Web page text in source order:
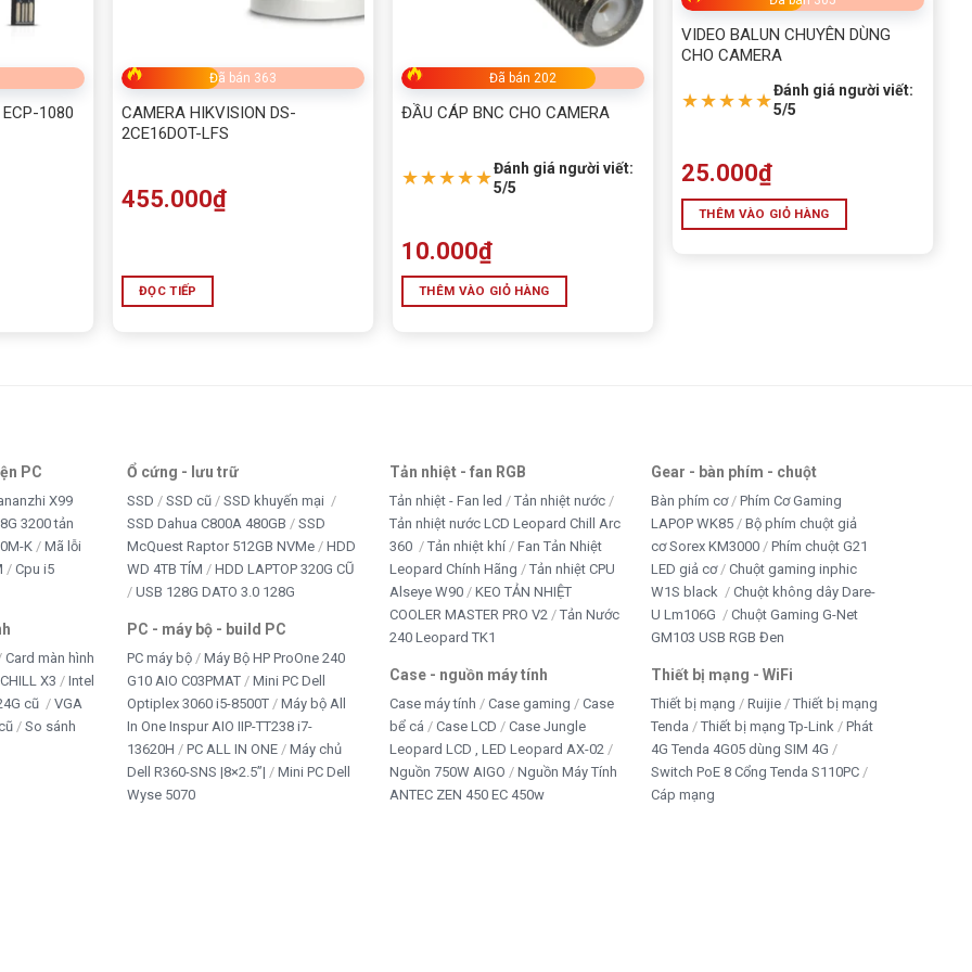
báo giúp chủ động phát hiện và phản ứng kịp thời với
HiEasy App, hoặc phần mềm
cấp điện vừa truyền tín hiệu – tiện lợi, gọn gàng, không cần
HFW1583 chính hãng tại Đắk
Buôn Ma Thuột, Đắk Lắk, cung cấp sản phẩm chất
toàn quốc.
1080
Đã bán 363
CAMERA HIKVISION DS-
2CE16DOT-LFS
455.000₫
ĐỌC TIẾP
Đã bán 202
ĐẦU CÁP BNC CHO CAMERA
★★★★★Đánh giá người viết:
5/5
10.000₫
THÊM VÀO GIỎ HÀNG
VIDEO BALUN CHUYÊN DÙNG
CHO CAMERA
★★★★★Đánh giá người viết:
5/5
25.000₫
THÊM VÀO GIỎ HÀNG
PC
X99
3200 tản
K
Mã lỗi
Cpu i5
Card màn hình
X3
Intel
cũ
VGA
So sánh
Ổ cứng - lưu trữ
SSD SSD cũ
SSD khuyến mại
SSD Dahua C800A 480GB
SSD
McQuest Raptor 512GB NVMe
HDD
WD 4TB TÍM
HDD LAPTOP 320G CŨ
USB 128G DATO 3.0 128G
PC - máy bộ - build PC
PC máy bộ
Máy Bộ HP ProOne 240
G10 AIO C03PMAT
Mini PC Dell
Optiplex 3060 i5-8500T
Máy bộ All
In One Inspur AIO IIP-TT238 i7-
13620H
PC ALL IN ONE Máy chủ
Dell R360-SNS |8×2.5”|
Mini PC Dell
Wyse 5070
Tản nhiệt - fan RGB
Tản nhiệt - Fan led
Tản nhiệt nước
Tản nhiệt nước LCD Leopard Chill Arc
360
Tản nhiệt khí
Fan Tản Nhiệt
Leopard Chính Hãng
Tản nhiệt CPU
Alseye W90
KEO TẢN NHIỆT
COOLER MASTER PRO V2
Tản Nước
240 Leopard TK1
Case - nguồn máy tính
Case máy tính Case gaming
Case
bể cá
Case LCD
Case Jungle
Leopard LCD , LED Leopard AX-02
Nguồn 750W AIGO
Nguồn Máy Tính
ANTEC ZEN 450 EC 450w
Gear - bàn phím - chuột
Bàn phím cơ
Phím Cơ Gaming
LAPOP WK85
Bộ phím chuột giả
cơ Sorex KM3000
Phím chuột G21
LED giả cơ
Chuột gaming inphic
W1S black
Chuột không dây Dare-
U Lm106G
Chuột Gaming G-Net
GM103 USB RGB Đen
Thiết bị mạng - WiFi
Thiết bị mạng Ruijie
Thiết bị mạng
Tenda
Thiết bị mạng Tp-Link
Phát
4G Tenda 4G05 dùng SIM 4G
Switch PoE 8 Cổng Tenda S110PC
Cáp mạng